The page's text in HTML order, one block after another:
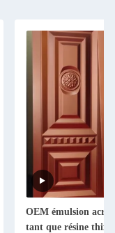
OEM émulsion
tant que résine